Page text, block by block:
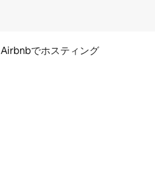
Airbnbでホスティング